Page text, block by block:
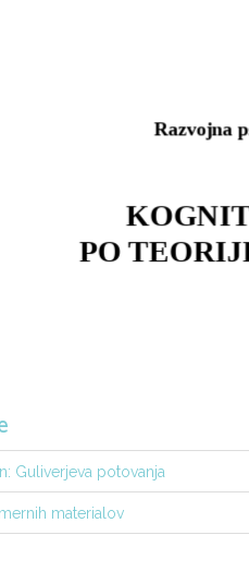
Razvojna
PO
Guliverjeva potovanja
materialov